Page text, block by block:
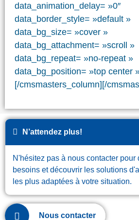
data_animation_delay= »0″
data_border_style= »default »
data_bg_size= »cover »
data_bg_attachment= »scroll »
data_bg_repeat= »no-repeat »
data_bg_position= »top center
[/cmsmasters_column][/
N’attendez plus!
N'hésitez pas à nous contacter pour
besoins et découvrir les solutions
les plus adaptées à votre situation.
Nous contacter